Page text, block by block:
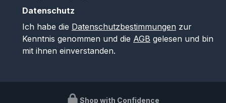
Datenschutz
Ich habe die Datenschutzbestimmungen zur
Kenntnis genommen und die AGB gelesen und bin
mit ihnen einverstanden.
Shop with Confidence